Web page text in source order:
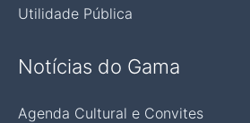
Utilidade Pública
Notícias do Gama
Agenda Cultural e Convites